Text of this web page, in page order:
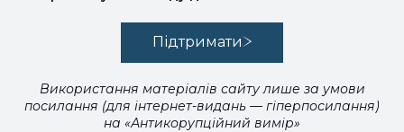
Підтримати
Використання матеріалів сайту лише за умови
посилання (для інтернет-видань — гіперпосилання)
на «Антикорупційний вимір»